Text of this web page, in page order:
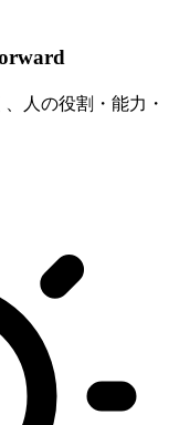
人の役割・能力・